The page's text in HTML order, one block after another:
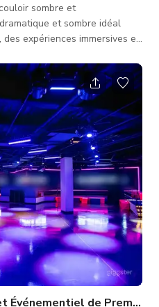
sombre et
et sombre idéal
expériences immersives et
une ambiance de suspense
à toute production ou
Création de films
Événementiel de Première